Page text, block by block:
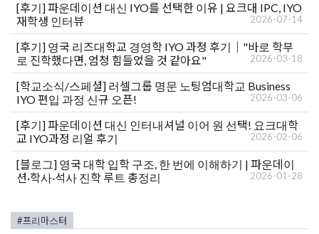
[후기] 파운데이션 대신 IYO를 선택한 이유 | 요크대 IPC, IYO
재학생 인터뷰
2026-07-14
[후기] 영국 리즈대학교 경영학 IYO 과정 후기｜"바로 학부
로 진학했다면, 엄청 힘들었을 것 같아요"
2026-03-18
[학교소식/스페셜] 러셀그룹 명문 노팅엄대학교 Business
IYO 편입 과정 신규 오픈!
2026-03-06
[후기] 파운데이션 대신 인터내셔널 이어 원 선택! 요크대학
교 IYO과정 리얼 후기
2026-02-06
[블로그] 영국 대학 입학 구조, 한 번에 이해하기 | 파운데이
션·학사·석사 진학 루트 총정리
2026-01-28
#프리마스터